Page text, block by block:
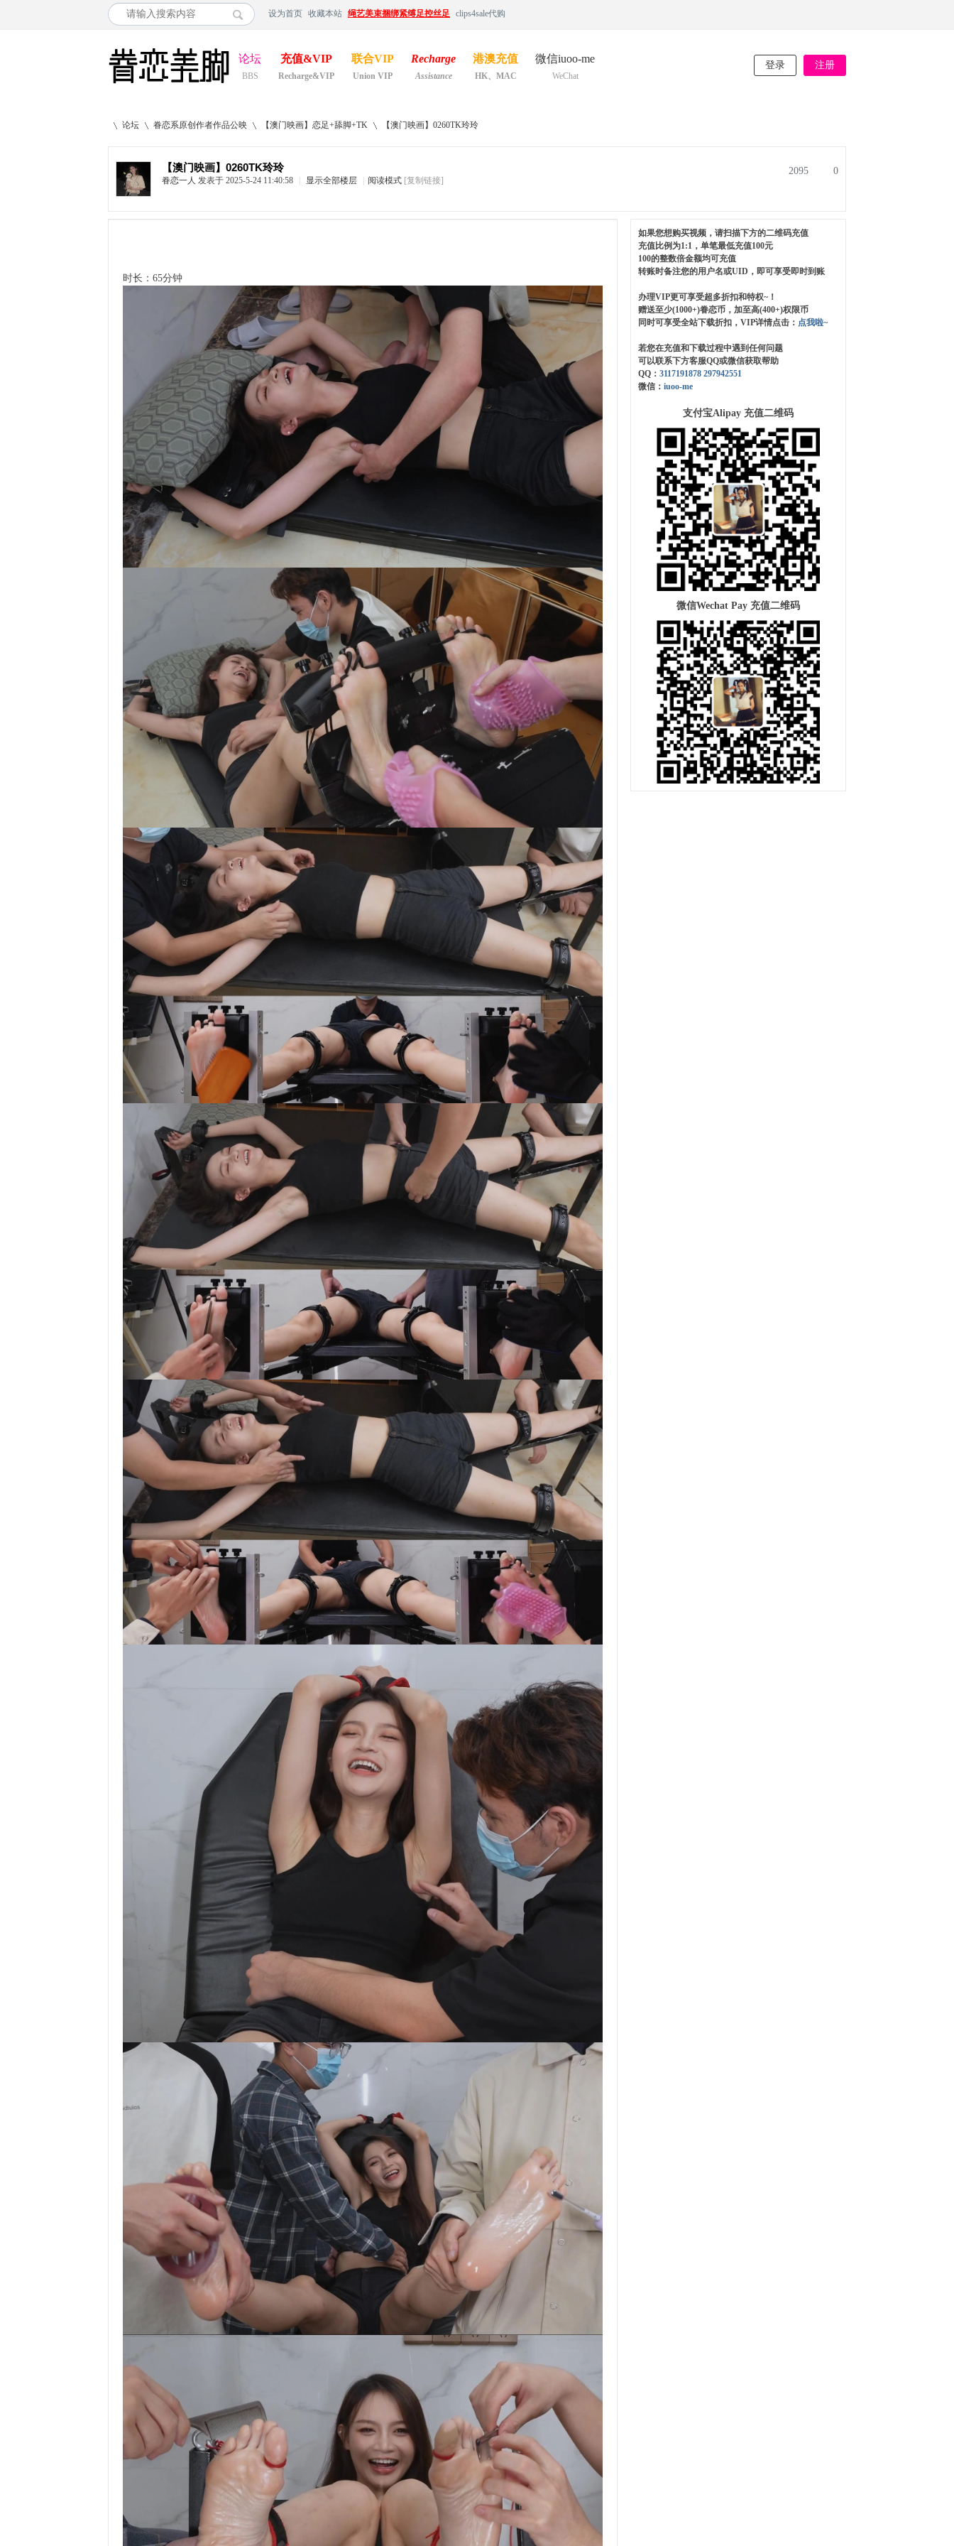
设为首页 收藏本站 绳艺美束捆绑紧缚足控丝足 clips4sale代购
论坛
BBS
充值&VIP
Recharge&VIP
联合VIP
Union VIP
Recharge
Assistance
港澳充值
HK、MAC
微信iuoo-me
WeChat
登录 注册
论坛
›
眷恋系原创作者作品公映
›
【澳门映画】恋足+舔脚+TK
›
【澳门映画】0260TK玲玲
【澳门映画】0260TK玲玲
眷恋一人 发表于 2025-5-24 11:40:58 显示全部楼层 阅读模式 [复制链接]
0
2095
时长：65分钟
如果您想购买视频，请扫描下方的二维码充值
充值比例为1:1，单笔最低充值100元
100的整数倍金额均可充值
转账时备注您的用户名或UID，即可享受即时到账
办理VIP更可享受超多折扣和特权~！
赠送至少(1000+)眷恋币，加至高(400+)权限币
同时可享受全站下载折扣，VIP详情点击： 点我啦~
若您在充值和下载过程中遇到任何问题
可以联系下方客服QQ或微信获取帮助
QQ： 3117191878 297942551
微信： iuoo-me
支付宝Alipay 充值二维码
微信Wechat Pay 充值二维码